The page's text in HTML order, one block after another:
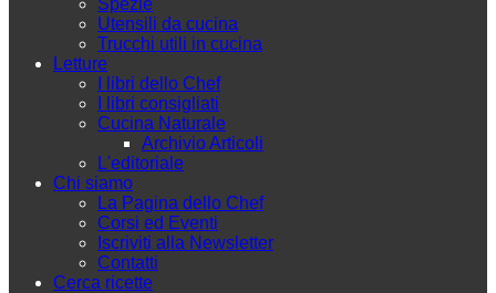
Utensili da cucina
Trucchi utili in cucina
Letture
I libri dello Chef
I libri consigliati
Cucina Naturale
Archivio Articoli
L'editoriale
Chi siamo
La Pagina dello Chef
Corsi ed Eventi
Iscriviti alla Newsletter
Contatti
Cerca ricette